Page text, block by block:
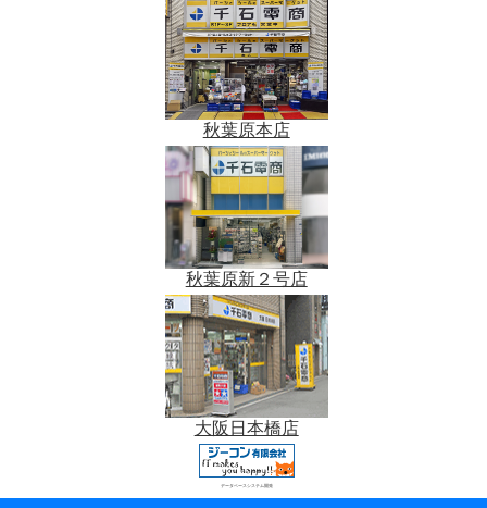
秋葉原本店
秋葉原新２号店
大阪日本橋店
データベースシステム開発